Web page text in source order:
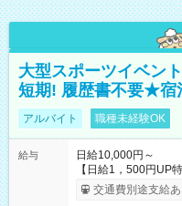
大型スポーツイベン
短期! 履歴書不要★宿
アルバイト 職種未経験OK
給与
日給10,000円～
【日給1，500円UP
ると 期間中(9/
り稼げます
交通費別途支給あ